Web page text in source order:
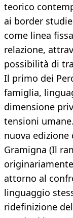
teorico
ai border
come linea
relazione,
possibilità di
Il primo dei
famiglia,
dimensione
tensioni
nuova edizione
Gramigna (Il
attorno al
linguaggio
ridefinizione